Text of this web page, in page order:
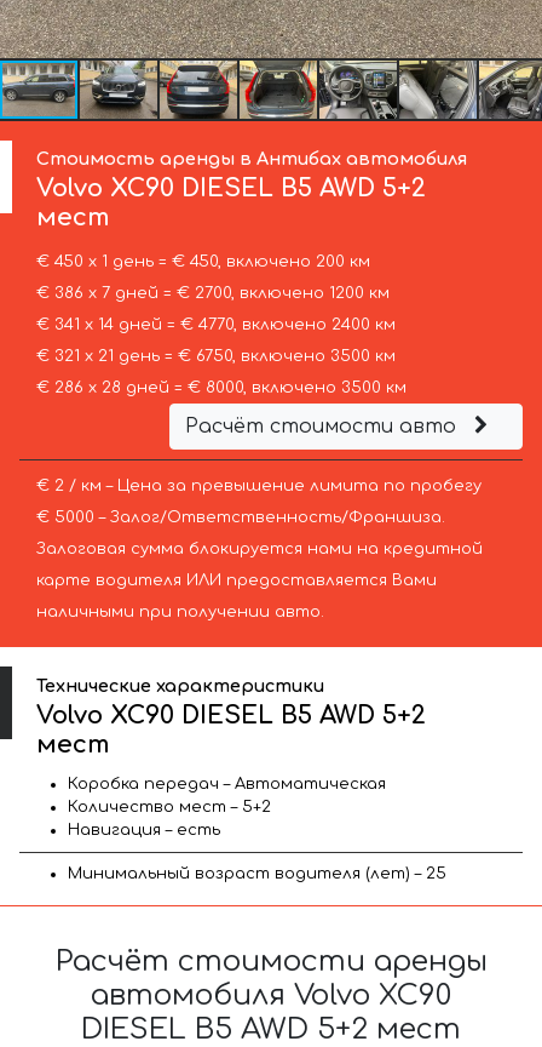
Стоимость аренды в Антибах автомобиля
Volvo XC90 DIESEL B5 AWD 5+2
мест
€ 450 х 1 день = € 450, включено 200 км
€ 386 х 7 дней = € 2700, включено 1200 км
€ 341 х 14 дней = € 4770, включено 2400 км
€ 321 х 21 день = € 6750, включено 3500 км
€ 286 х 28 дней = € 8000, включено 3500 км
Расчёт стоимости авто
€ 2 / км – Цена за превышение лимита по пробегу
€ 5000 – Залог/Ответственность/Франшиза.
Залоговая сумма блокируется нами на кредитной
карте водителя ИЛИ предоставляется Вами
наличными при получении авто.
Технические характеристики
Volvo XC90 DIESEL B5 AWD 5+2
мест
Коробка передач – Автоматическая
Количество мест – 5+2
Навигация – есть
Минимальный возраст водителя (лет) – 25
Расчёт стоимости аренды
автомобиля Volvo XC90
DIESEL B5 AWD 5+2 мест